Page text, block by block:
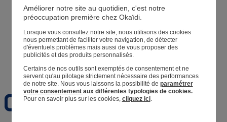
Magasin
Mes informations
Suivre une commande
Panier
Favoris
Améliorer notre site au quotidien, c'est notre
préoccupation première chez Okaïdi.
Lorsque vous consultez notre site, nous utilisons des cookies
nous permettant de faciliter votre navigation, de détecter
d'éventuels problèmes mais aussi de vous proposer des
publicités et des produits personnalisés.
Certains de nos outils sont exemptés de consentement et ne
servent qu'au pilotage strictement nécessaire des performances
de notre site. Nous vous laissons la possibilité de paramétrer
votre consentement aux différentes typologies de cookies.
Pour en savoir plus sur les cookies, cliquez ici.